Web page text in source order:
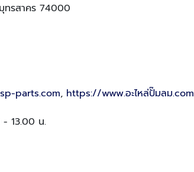
ทรสาคร 74000
parts.com, https://www.อะไหล่ปั๊มลม.com
- 13.00 น.